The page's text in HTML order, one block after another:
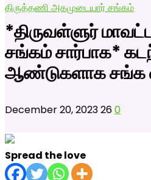
திருத்தணி அகமுடையார் சங்கம்
*திருவள்ளுர்
சங்கம் சார்பாக*
ஆண்டுகளாக சங்க
December 20, 2023260
Spread the love